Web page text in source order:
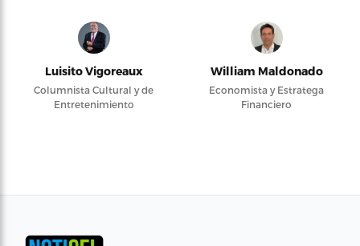
Luisito Vigoreaux
Columnista Cultural y de
Entretenimiento
William Maldonado
Economista y Estratega
Financiero